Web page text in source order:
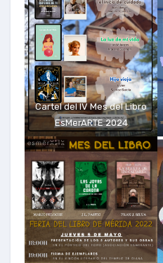
Cartel del IV Mes del Libro
EsMerARTE 2024